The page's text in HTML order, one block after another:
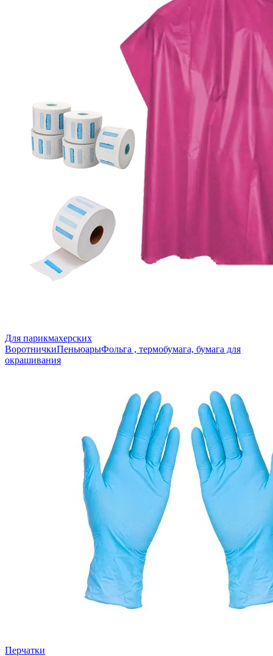
Для парикмахерских
ВоротничкиПеньюарыФольга , термобумага, бумага для
окрашивания
Перчатки